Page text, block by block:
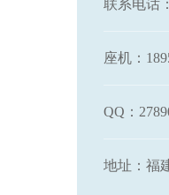
联系电话：
座机：
QQ：
地址：福